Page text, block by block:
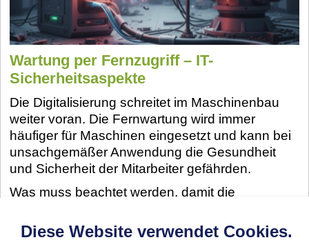
Wartung per Fernzugriff – IT-
Sicherheitsaspekte
Die Digitalisierung schreitet im Maschinenbau
weiter voran. Die Fernwartung wird immer
häufiger für Maschinen eingesetzt und kann bei
unsachgemäßer Anwendung die Gesundheit
und Sicherheit der Mitarbeiter gefährden.
Was muss beachtet werden, damit die
werden kann?
Diese Website verwendet Cookies.